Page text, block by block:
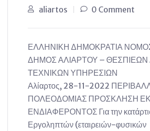
aliartos 0 Comment
ΕΛΛΗΝΙΚΗ ΔΗΜΟΚΡΑΤΙΑ
ΔΗΜΟΣ ΑΛΙΑΡΤΟΥ –
ΤΕΧΝΙΚΩΝ
Αλίαρτος, 28-11-2022
ΠΟΛΕΟΔΟΜΙΑΣ ΠΡΟΣΚΛΗΣΗ
ΕΝΔΙΑΦΕΡΟΝΤΟΣ Για την
Εργοληπτών (εταιρειών-φυσικών